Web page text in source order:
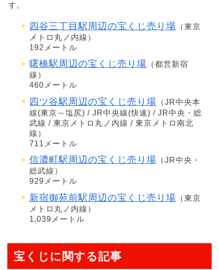
す。
四谷三丁目駅周辺の宝くじ売り場 （東京
メトロ丸ノ内線）
192メートル
曙橋駅周辺の宝くじ売り場 （都営新宿
線）
460メートル
四ツ谷駅周辺の宝くじ売り場 （JR中央本
線(東京～塩尻) / JR中央線(快速) / JR中央・総
武線 / 東京メトロ丸ノ内線 / 東京メトロ南北
線）
711メートル
信濃町駅周辺の宝くじ売り場 （JR中央・
総武線）
929メートル
新宿御苑前駅周辺の宝くじ売り場 （東京
メトロ丸ノ内線）
1,039メートル
宝くじに関する記事